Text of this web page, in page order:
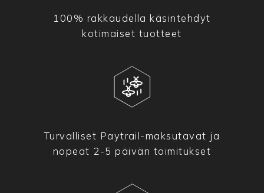
100% rakkaudella käsintehdyt
kotimaiset tuotteet
Turvalliset Paytrail-maksutavat ja
nopeat 2-5 päivän toimitukset